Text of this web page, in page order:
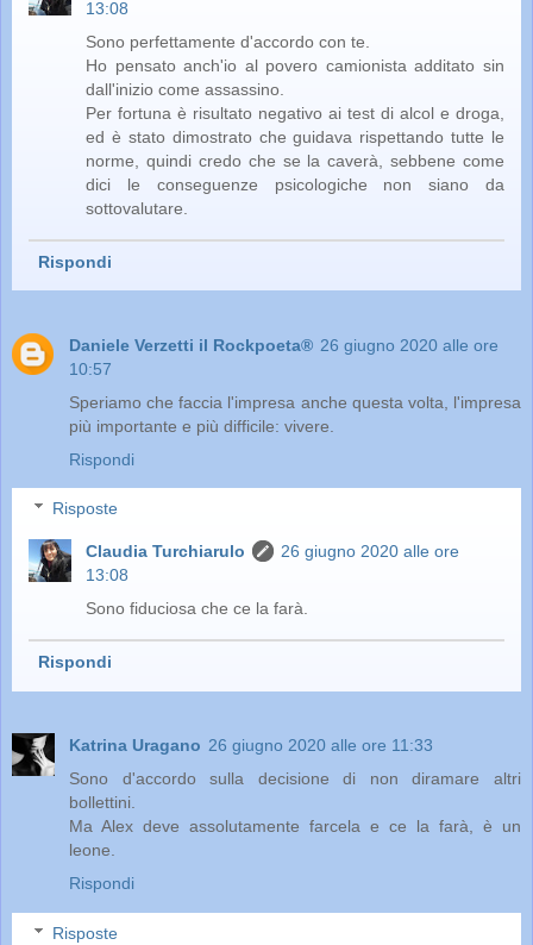
13:08
Sono perfettamente d'accordo con te.
Ho pensato anch'io al povero camionista additato sin
dall'inizio come assassino.
Per fortuna è risultato negativo ai test di alcol e droga,
ed è stato dimostrato che guidava rispettando tutte le
norme, quindi credo che se la caverà, sebbene come
dici le conseguenze psicologiche non siano da
sottovalutare.
Rispondi
Daniele Verzetti il Rockpoeta® 26 giugno 2020 alle ore
10:57
Speriamo che faccia l'impresa anche questa volta, l'impresa
più importante e più difficile: vivere.
Rispondi
Risposte
Claudia Turchiarulo
26 giugno 2020 alle ore
13:08
Sono fiduciosa che ce la farà.
Rispondi
Katrina Uragano 26 giugno 2020 alle ore 11:33
Sono d'accordo sulla decisione di non diramare altri
bollettini.
Ma Alex deve assolutamente farcela e ce la farà, è un
leone.
Rispondi
Risposte